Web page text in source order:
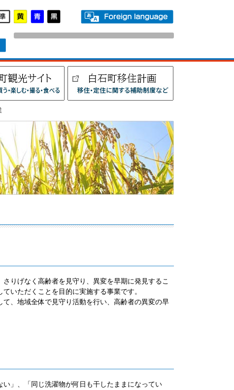
りげなく高齢者を見守り、異変を早期に発見するこ
いただくことを目的に実施する事業です。
、地域全体で見守り活動を行い、高齢者の異変の早
」、「同じ洗濯物が何日も干したままになってい